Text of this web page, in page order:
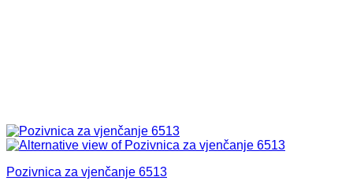
Pozivnica za vjenčanje 6513